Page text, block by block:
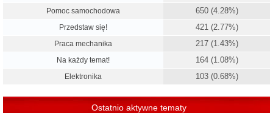
Pomoc samochodowa
650 (4.28%)
Przedstaw się! 421 (2.77%)
Praca mechanika 217 (1.43%)
Na każdy temat! 164 (1.08%)
Elektronika 103 (0.68%)
Ostatnio aktywne tematy